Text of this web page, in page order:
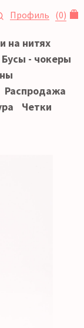
Профиль (0)
на нитях
Бусы - чокеры
Распродажа
Четки